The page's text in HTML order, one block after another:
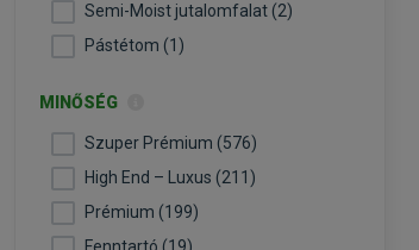
Semi-Moist jutalomfalat (2)
Pástétom (1)
MINŐSÉG
Szuper Prémium (576)
High End – Luxus (211)
Prémium (199)